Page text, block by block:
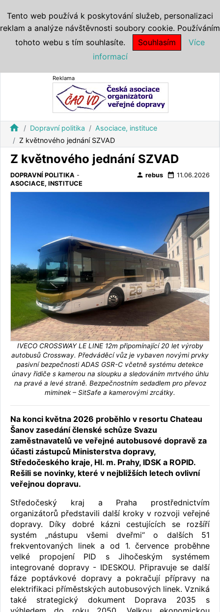
Reklama
home Dopravní politika
Asociace, instituce
Z květnového jednání SZVAD
Z květnového jednání SZVAD
DOPRAVNÍ POLITIKA -
ASOCIACE, INSTITUCE
person rebus date_range 11.06.2026
IVECO CROSSWAY LE LINE 12m připomínající 20 let výroby
autobusů Crossway. Předváděcí vůz je vybaven novými prvky
pasivní bezpečnosti ADAS GSR-C včetně systému detekce
únavy řidiče s kamerou na sloupku a sledováním mrtvého úhlu
na pravé a levé straně. Bezpečnostním sedadlem pro převoz
miminek – SitSafe a kamerovými zrcátky.
Na konci května 2026 proběhlo v resortu Chateau
Šanov zasedání členské schůze Svazu
zaměstnavatelů ve veřejné autobusové dopravě za
účasti zástupců Ministerstva dopravy,
Středočeského kraje, Hl. m. Prahy, IDSK a ROPID.
Rešili se novinky, které v nejbližších letech ovlivní
veřejnou dopravu.
Středočeský kraj a Praha prostřednictvím
organizátorů představili další kroky v rozvoji veřejné
dopravy. Díky dobré kázni cestujících se rozšíří
systém „nástupu všemi dveřmi“ o dalších 51
frekventovaných linek a od 1. července proběhne
velké propojení PID s Jihočeským systémem
integrované dopravy - IDESKOU. Připravuje se další
fáze poptávkové dopravy a pokračují přípravy na
elektrifikaci příměstských autobusových linek. Vzniká
také strategický dokument Doprava 2035 s
Tento web používá k poskytování služeb, personalizaci
reklam a analýze návštěvnosti soubory cookie. Používáním
tohoto webu s tím souhlasíte.
Souhlasím
Více
informací